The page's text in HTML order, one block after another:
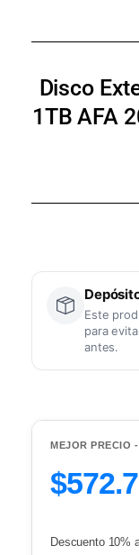
Disco
1TB AFA
Este
para
antes.
MEJOR PRECIO
Descuento 10%